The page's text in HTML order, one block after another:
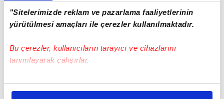
"Sitelerimizde reklam ve pazarlama faaliyetlerinin
yürütülmesi amaçları ile çerezler kullanılmaktadır.
Bu çerezler, kullanıcıların tarayıcı ve cihazlarını
tanımlayarak çalışırlar.
Bu çerezlere izin vermeniz halinde sizlere özel